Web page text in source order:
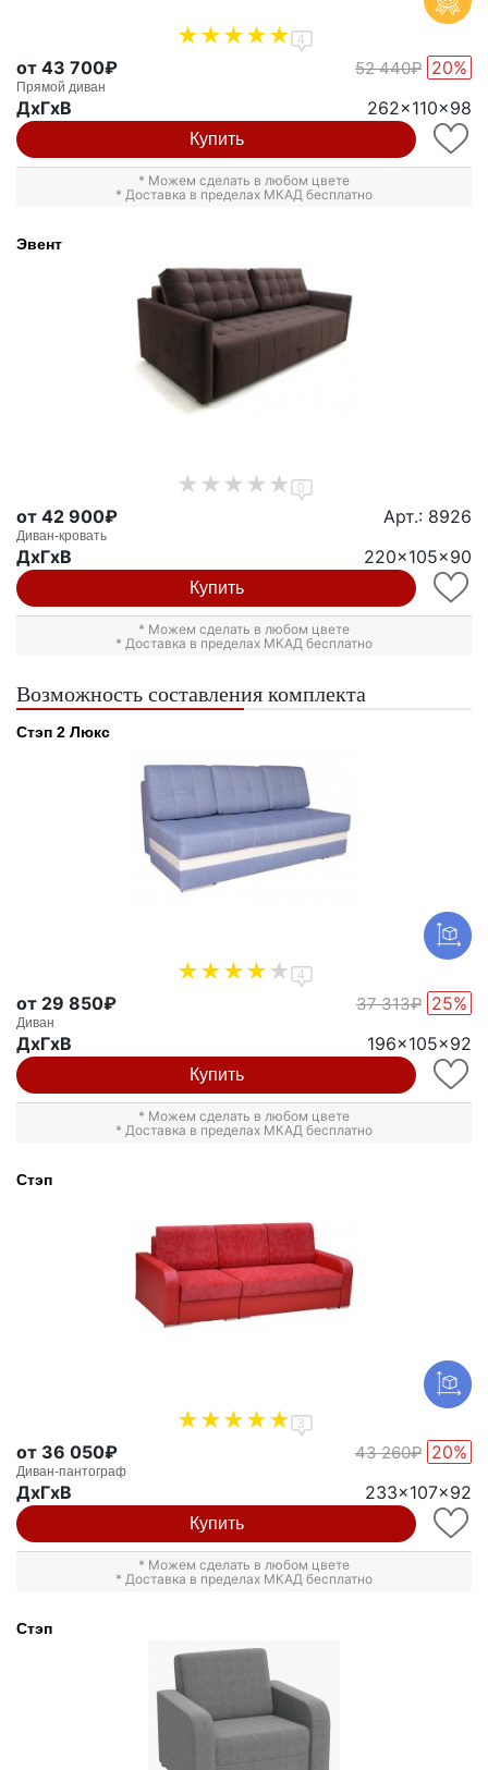
4
от 43 700₽ 52 440₽ 20%
Прямой диван
ДxГxВ 262x110x98
Купить
* Можем сделать в любом цвете
* Доставка в пределах МКАД бесплатно
Эвент
0
от 42 900₽ Арт.: 8926
Диван-кровать
ДxГxВ 220x105x90
Купить
* Можем сделать в любом цвете
* Доставка в пределах МКАД бесплатно
Возможность составления комплекта
Стэп 2 Люкс
4
от 29 850₽ 37 313₽ 25%
Диван
ДxГxВ 196x105x92
Купить
* Можем сделать в любом цвете
* Доставка в пределах МКАД бесплатно
Стэп
3
от 36 050₽ 43 260₽ 20%
Диван-пантограф
ДxГxВ 233x107x92
Купить
* Можем сделать в любом цвете
* Доставка в пределах МКАД бесплатно
Стэп